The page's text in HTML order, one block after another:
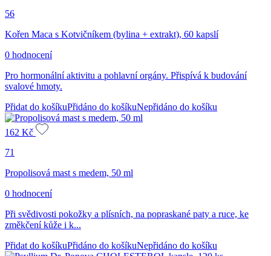
56
Kořen Maca s Kotvičníkem (bylina + extrakt), 60 kapslí
0 hodnocení
Pro hormonální aktivitu a pohlavní orgány. Přispívá k budování
svalové hmoty.
Přidat do košíkuPřidáno do košíkuNepřidáno do košíku
162 Kč
71
Propolisová mast s medem, 50 ml
0 hodnocení
Při svědivosti pokožky a plísních, na popraskané paty a ruce, ke
změkčení kůže i k...
Přidat do košíkuPřidáno do košíkuNepřidáno do košíku